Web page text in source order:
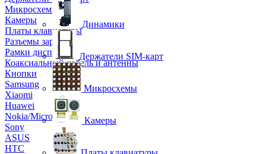
Микросхемы
Камеры
Платы клавиатуры
Разъемы зарядки
Рамки дисплея
Коаксиальный кабель и антенны
Кнопки
Samsung
Xiaomi
Huawei
Nokia/Microsoft
Sony
ASUS
HTC
Динамики
Держатели SIM-карт
Микросхемы
Камеры